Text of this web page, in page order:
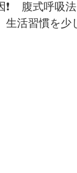
腹式呼吸
生活習慣を